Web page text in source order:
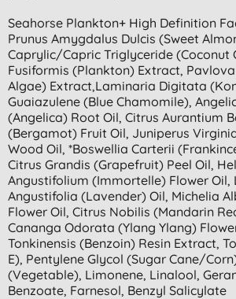
Seahorse Plankton+ High Definition
Prunus Amygdalus Dulcis (sweet
Caprylic/capric Triglyceride (coconut
Fusiformis (plankton) Extract,
Algae) Extract,laminaria Digitata
Guaiazulene (blue Chamomile),
(angelica) Root Oil, Citrus Aurantium
(bergamot) Fruit Oil, Juniperus
Wood Oil, *boswellia Carterii
Citrus Grandis (grapefruit) Peel Oil,
Angustifolium (immortelle) Flower Oil,
Angustifolia (lavender) Oil, Michelia
Flower Oil, Citrus Nobilis (mandarin
Cananga Odorata (ylang Ylang)
Tonkinensis (benzoin) Resin Extract,
E), Pentylene Glycol (sugar Cane/
(vegetable), Limonene, Linalool,
Benzoate, Farnesol, Benzyl Salicylate